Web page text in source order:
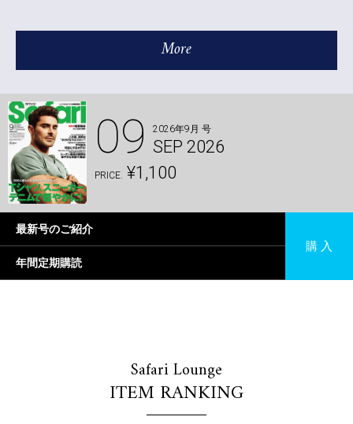
More
09 2026年9月 号
SEP 2026
PRICE. ¥1,100
最新号のご紹介
年間定期購読
購 入
Safari Lounge
ITEM RANKING